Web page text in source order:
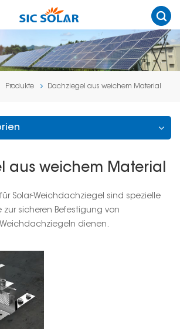
Produkte Dachziegel aus weichem Material
aus weichem Material
Solar-Weichdachziegel sind spezielle
zur sicheren Befestigung von
dienen.